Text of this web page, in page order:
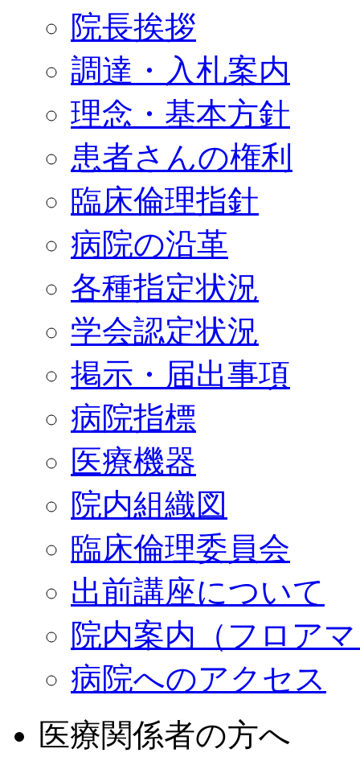
院長挨拶
調達・入札案内
理念・基本方針
患者さんの権利
臨床倫理指針
病院の沿革
各種指定状況
学会認定状況
掲示・届出事項
病院指標
医療機器
院内組織図
臨床倫理委員会
出前講座について
院内案内（フロア
病院へのアクセス
医療関係者の方へ